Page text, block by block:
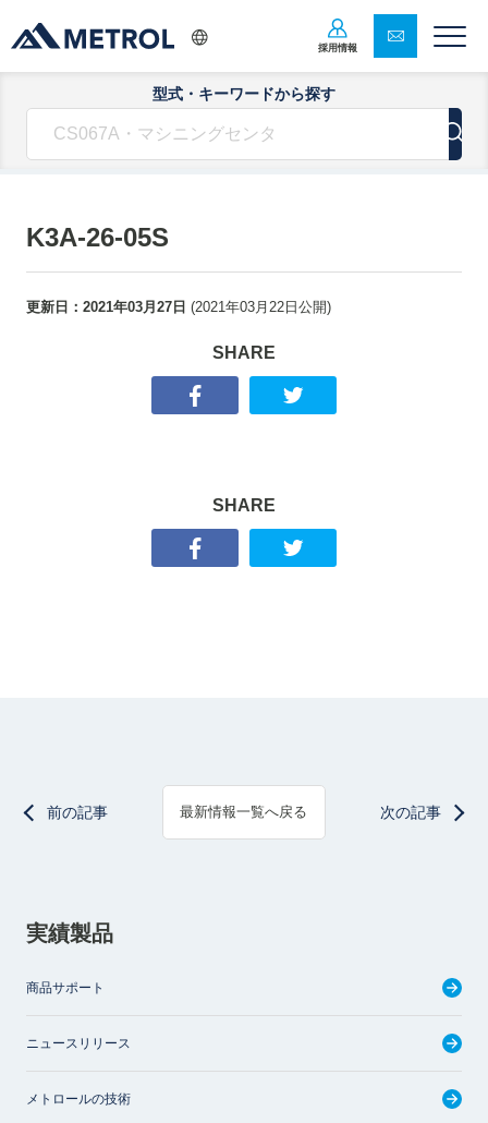
採用情報
型式・キーワードから探す
K3A-26-05S
更新日： 2021年03月27日 (2021年03月22日 公開)
SHARE
SHARE
前の記事 最新情報一覧へ戻る 次の記事
実績製品
商品サポート
ニュースリリース
メトロールの技術